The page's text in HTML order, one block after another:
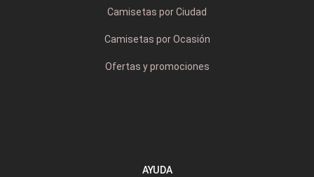
Camisetas por Ciudad
Camisetas por Ocasión
Ofertas y promociones
AYUDA